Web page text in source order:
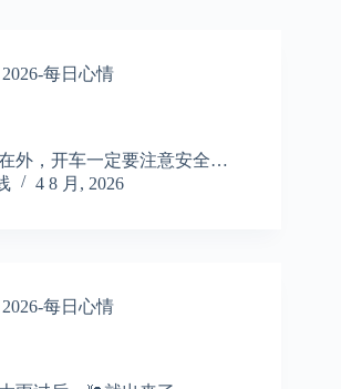
2026-每日心情
在外，开车一定要注意安全…
4 8 月, 2026
2026-每日心情